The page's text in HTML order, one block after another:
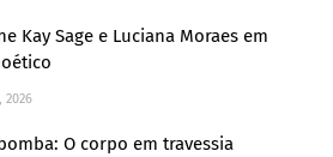
Kay Sage e Luciana Moraes em
2026
O corpo em travessia